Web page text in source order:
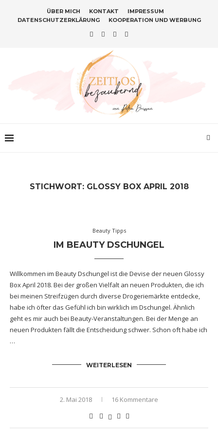
ÜBER MICH KONTAKT
IMPRESSUM
DATENSCHUTZERKLÄRUNG
KOOPERATION UND WERBUNG
STICHWORT: GLOSSY BOX APRIL 2018
Beauty Tipps
IM BEAUTY DSCHUNGEL
Willkommen im Beauty Dschungel ist die Devise der neuen Glossy
Box April 2018. Bei der großen Vielfalt an neuen Produkten, die ich
bei meinen Streifzügen durch diverse Drogeriemärkte entdecke,
habe ich öfter das Gefühl ich bin wirklich im Dschungel. Ähnlich
geht es mir auch bei Beauty-Veranstaltungen. Bei der Menge an
neuen Produkten fällt die Entscheidung schwer. Schon oft habe ich
…
WEITERLESEN
2. Mai 2018 16 Kommentare